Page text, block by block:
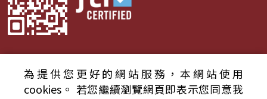
© 2024財團法人中央廣播電臺 版權所有
為提供您更好的網站服務，本網站使用
cookies。 若您繼續瀏覽網頁即表示您同意我